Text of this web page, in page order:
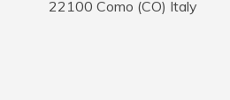
22100 Como (CO) Italy